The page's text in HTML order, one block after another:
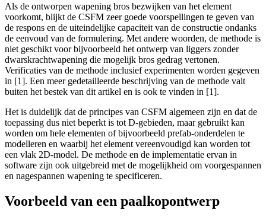
Als de ontworpen wapening bros bezwijken van het element
voorkomt, blijkt de CSFM zeer goede voorspellingen te geven van
de respons en de uiteindelijke capaciteit van de constructie ondanks
de eenvoud van de formulering. Met andere woorden, de methode is
niet geschikt voor bijvoorbeeld het ontwerp van liggers zonder
dwarskrachtwapening die mogelijk bros gedrag vertonen.
Verificaties van de methode inclusief experimenten worden gegeven
in [1]. Een meer gedetailleerde beschrijving van de methode valt
buiten het bestek van dit artikel en is ook te vinden in [1].
Het is duidelijk dat de principes van CSFM algemeen zijn en dat de
toepassing dus niet beperkt is tot D-gebieden, maar gebruikt kan
worden om hele elementen of bijvoorbeeld prefab-onderdelen te
modelleren en waarbij het element vereenvoudigd kan worden tot
een vlak 2D-model. De methode en de implementatie ervan in
software zijn ook uitgebreid met de mogelijkheid om voorgespannen
en nagespannen wapening te specificeren.
Voorbeeld van een paalkopontwerp